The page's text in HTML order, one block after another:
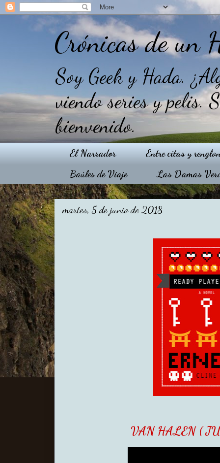
Crónicas de un
Soy Geek y Hada.
viendo series y pelis.
bienvenido.
El Narrador
Entre citas y
Baúles de Viaje
Las Damas
martes, 5 de junio de 2018
VAN HALEN (